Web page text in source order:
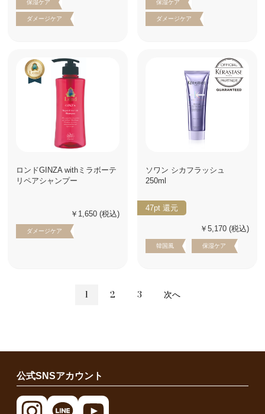
保湿ケア
ダメージケア
保湿ケア
ダメージケア
ロンドGINZA withミラボーテ
リペアシャンプー
￥1,650 (税込)
ダメージケア
ソワン シカフラッシュ
250ml
47pt 還元
￥5,170 (税込)
韓国風 保湿ケア
1 2 3 次へ
公式SNSアカウント